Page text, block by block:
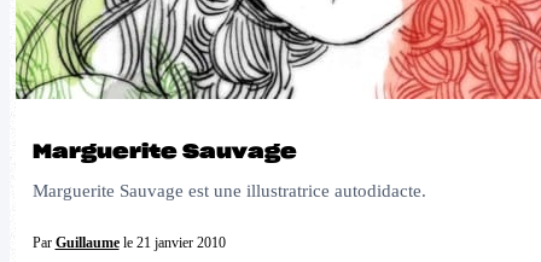
Marguerite Sauvage
Marguerite Sauvage est une illustratrice autodidacte.
Par Guillaumele 21 janvier 2010